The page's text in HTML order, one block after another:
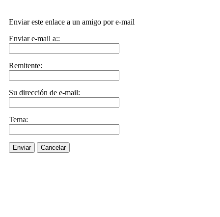
Enviar este enlace a un amigo por e-mail
Enviar e-mail a::
Remitente:
Su dirección de e-mail:
Tema:
Enviar Cancelar